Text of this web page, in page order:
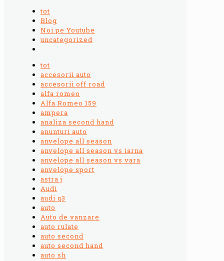
tot
Blog
Noi pe Youtube
uncategorized
tot
accesorii auto
accesorii off road
alfa romeo
Alfa Romeo 159
ampera
analiza second hand
anunturi auto
anvelope all season
anvelope all season vs iarna
anvelope all season vs vara
anvelope sport
astra j
Audi
audi q3
auto
Auto de vanzare
auto rulate
auto second
auto second hand
auto sh